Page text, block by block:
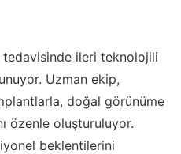
ileri teknolojili
Uzman ekip,
doğal görünüme
özenle oluşturuluyor.
beklentilerini